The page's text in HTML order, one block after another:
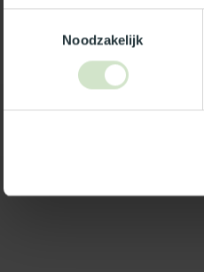
Noodzakelijk